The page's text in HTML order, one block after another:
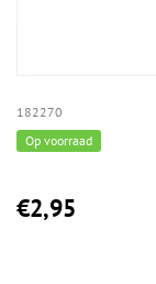
182270
Op voorraad
€2,95